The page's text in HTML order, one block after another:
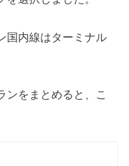
国内線はターミナル
ンをまとめると、こ